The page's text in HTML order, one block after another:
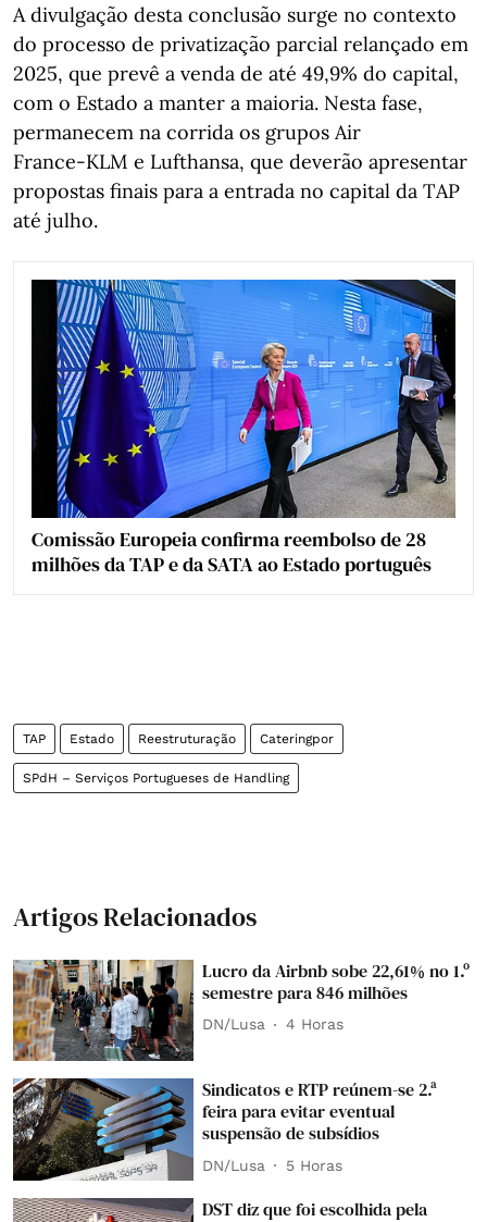
A divulgação desta conclusão surge no contexto
do processo de privatização parcial relançado em
2025, que prevê a venda de até 49,9% do capital,
com o Estado a manter a maioria. Nesta fase,
permanecem na corrida os grupos Air
France‑KLM e Lufthansa, que deverão apresentar
propostas finais para a entrada no capital da TAP
até julho.
Comissão Europeia confirma reembolso de 28
milhões da TAP e da SATA ao Estado português
TAP Estado Reestruturação Cateringpor
SPdH – Serviços Portugueses de Handling
Artigos Relacionados
Lucro da Airbnb sobe 22,61% no 1.º
semestre para 846 milhões
DN/Lusa 4 Horas
Sindicatos e RTP reúnem-se 2.ª
feira para evitar eventual
suspensão de subsídios
DN/Lusa 5 Horas
DST diz que foi escolhida pela